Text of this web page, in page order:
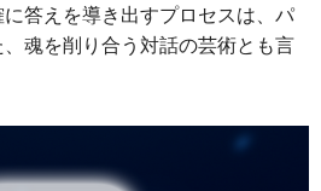
答えを導き出すプロセスは、パ
魂を削り合う対話の芸術とも言